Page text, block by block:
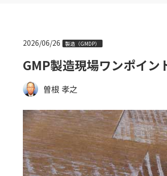
GMP製造現場ワンポイン
2026/06/26 製造（GMDP）
曽根 孝之